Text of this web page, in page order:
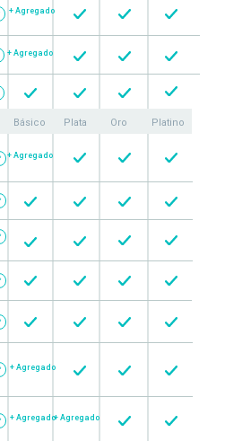
+ Agregado
+ Agregado
+ Agregado
+ Agregado
+ Agregado
+ Agregado
Básico Plata Oro Platino